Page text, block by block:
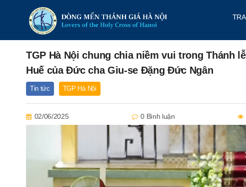
TGP Hà Nội chung chia niềm vui trong Thánh
Huế của Đức cha Giu-se Đặng Đức Ngân
Tin tức TGP Hà Nội
02/06/2025 0 Bình luận